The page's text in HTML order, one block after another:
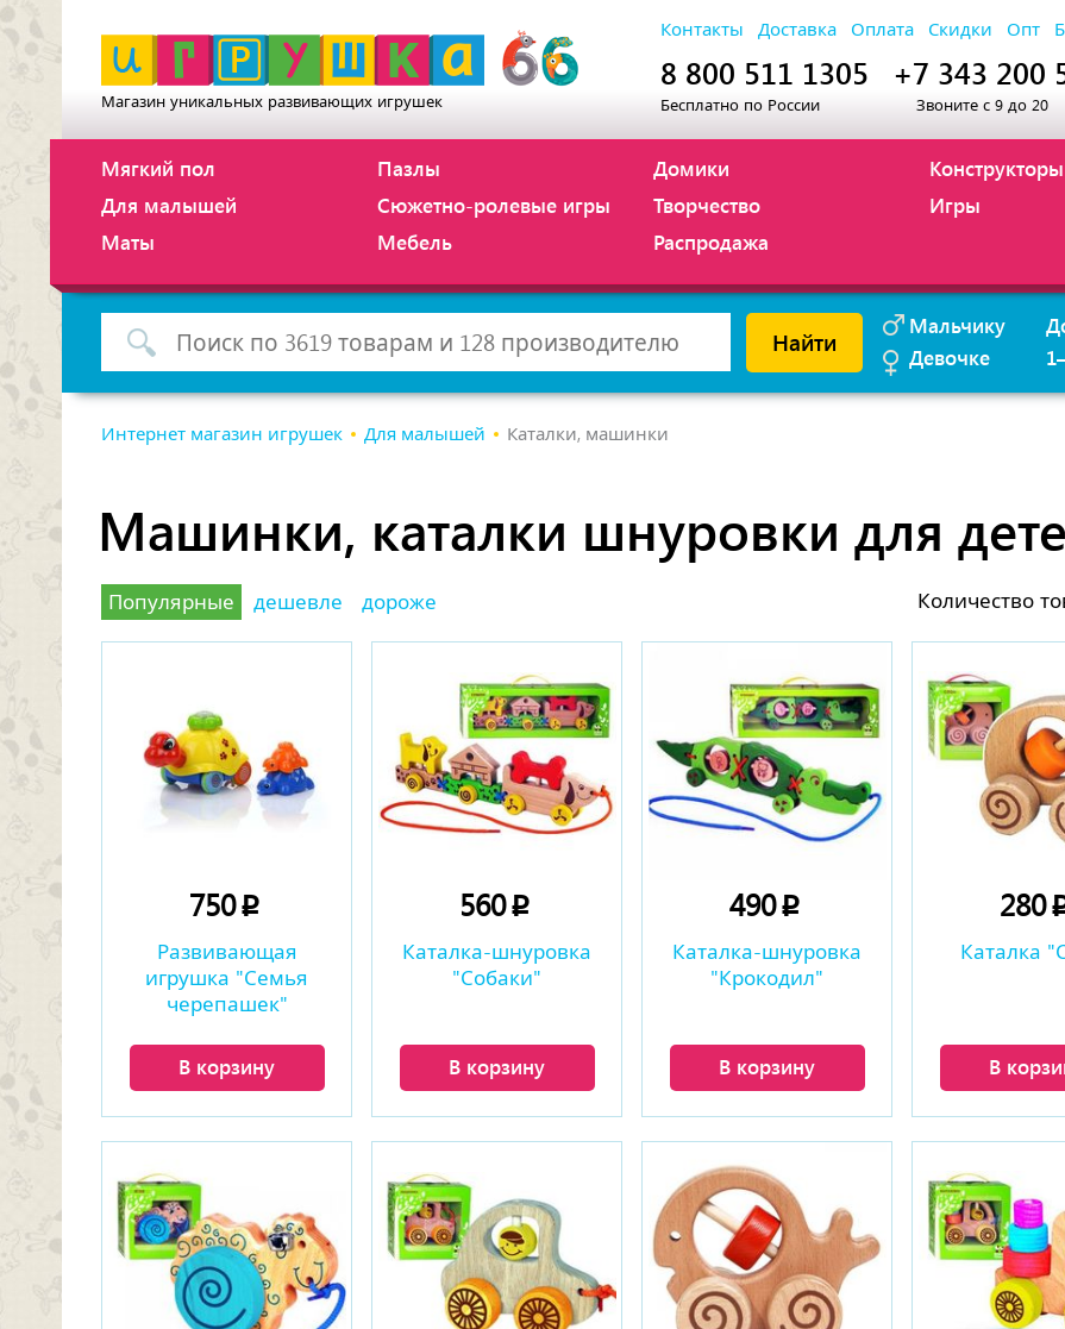
Магазин уникальных развивающих игрушек
Контакты Доставка Оплата Скидки Опт
8 800 511 1305
Бесплатно по России
+7 343 200
Звоните с 9 до 20
Мягкий пол
Для малышей
Маты
Пазлы
Сюжетно-ролевые игры
Мебель
Домики
Творчество
Распродажа
Конструкторы
Игры
Мальчику
Девочке
Найти
Интернет магазин игрушек Для малышей Каталки, машинки
Машинки, каталки шнуровки для
Количество
Популярные дешевле дороже
750p
Развивающая
игрушка "Семья
черепашек"
В корзину
560p
Каталка-шнуровка
"Собаки"
В корзину
490p
Каталка-шнуровка
"Крокодил"
В корзину
280
Каталка
В